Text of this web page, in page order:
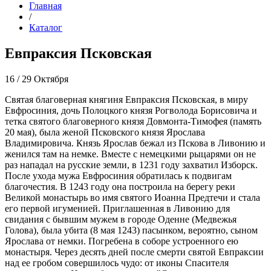
Главная
/
Каталог
Евпраксия Псковская
16 / 29 Октября
Святая благоверная княгиня Евпраксия Псковская, в миру
Евфросиния, дочь Полоцкого князя Рогволода Борисовича и
тетка святого благоверного князя Довмонта-Тимофея (память
20 мая), была женой Псковского князя Ярослава
Владимировича. Князь Ярослав бежал из Пскова в Ливонию и
женился там на немке. Вместе с немецкими рыцарями он не
раз нападал на русские земли, в 1231 году захватил Изборск.
После ухода мужа Евфросиния обратилась к подвигам
благочестия. В 1243 году она построила на берегу реки
Великой монастырь во имя святого Иоанна Предтечи и стала
его первой игуменией. Приглашенная в Ливонию для
свидания с бывшим мужем в городе Оденне (Медвежья
Голова), была убита (8 мая 1243) пасынком, вероятно, сыном
Ярослава от немки. Погребена в соборе устроенного ею
монастыря. Через десять дней после смерти святой Евпраксии
над ее гробом совершилось чудо: от иконы Спасителя